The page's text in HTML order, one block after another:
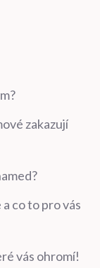
zakazují
co to pro vás
vás ohromí!